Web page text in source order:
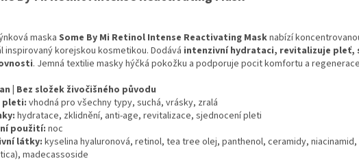
maska Some By Mi Retinol Intense Reactivating Masknabízí
inspirovaný korejskou kosmetikou. Dodává intenzivní hydrataci, revitalizuje pleť,
. Jemná textilie masky hýčká pokožku a podporuje pocit komfortu a
| Bez složek živočišného původu
pleti:vhodná pro všechny typy, suchá, vrásky, zralá
hydratace, zklidnění, anti-age, revitalizace, sjednocení pleti
použití: noc
látky:kyselina hyaluronová, retinol, tea tree olej, panthenol, ceramidy,
madecassoside